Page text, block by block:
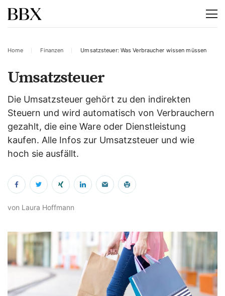
Home Finanzen Umsatzsteuer: Was Verbraucher wissen müssen
Umsatzsteuer
Die Umsatzsteuer gehört zu den indirekten
Steuern und wird automatisch von Verbrauchern
gezahlt, die eine Ware oder Dienstleistung
kaufen. Alle Infos zur Umsatzsteuer und wie
hoch sie ausfällt.
von Laura Hoffmann